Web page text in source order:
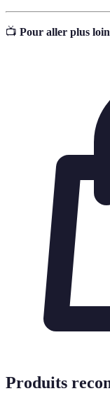
📺 Pour aller plus
Produits